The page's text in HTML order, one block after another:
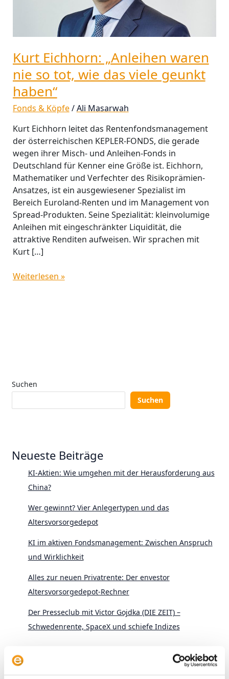
Kurt Eichhorn: „Anleihen waren
nie so tot, wie das viele geunkt
haben“
Fonds & Köpfe/Ali Masarwah
Kurt Eichhorn leitet das Rentenfondsmanagement
der österreichischen KEPLER-FONDS, die gerade
wegen ihrer Misch- und Anleihen-Fonds in
Deutschland für Kenner eine Größe ist. Eichhorn,
Mathematiker und Verfechter des Risikoprämien-
Ansatzes, ist ein ausgewiesener Spezialist im
Bereich Euroland-Renten und im Management von
Spread-Produkten. Seine Spezialität: kleinvolumige
Anleihen mit eingeschränkter Liquidität, die
attraktive Renditen aufweisen. Wir sprachen mit
Kurt […]
geunkt
haben“
Weiterlesen »
Suchen
Suchen
Neueste Beiträge
KI-Aktien: Wie umgehen mit der Herausforderung aus
China?
Wer gewinnt? Vier Anlegertypen und das
Altersvorsorgedepot
KI im aktiven Fondsmanagement: Zwischen Anspruch
und Wirklichkeit
Alles zur neuen Privatrente: Der envestor
Altersvorsorgedepot-Rechner
Der Presseclub mit Victor Gojdka (DIE ZEIT) –
Schwedenrente, SpaceX und schiefe Indizes